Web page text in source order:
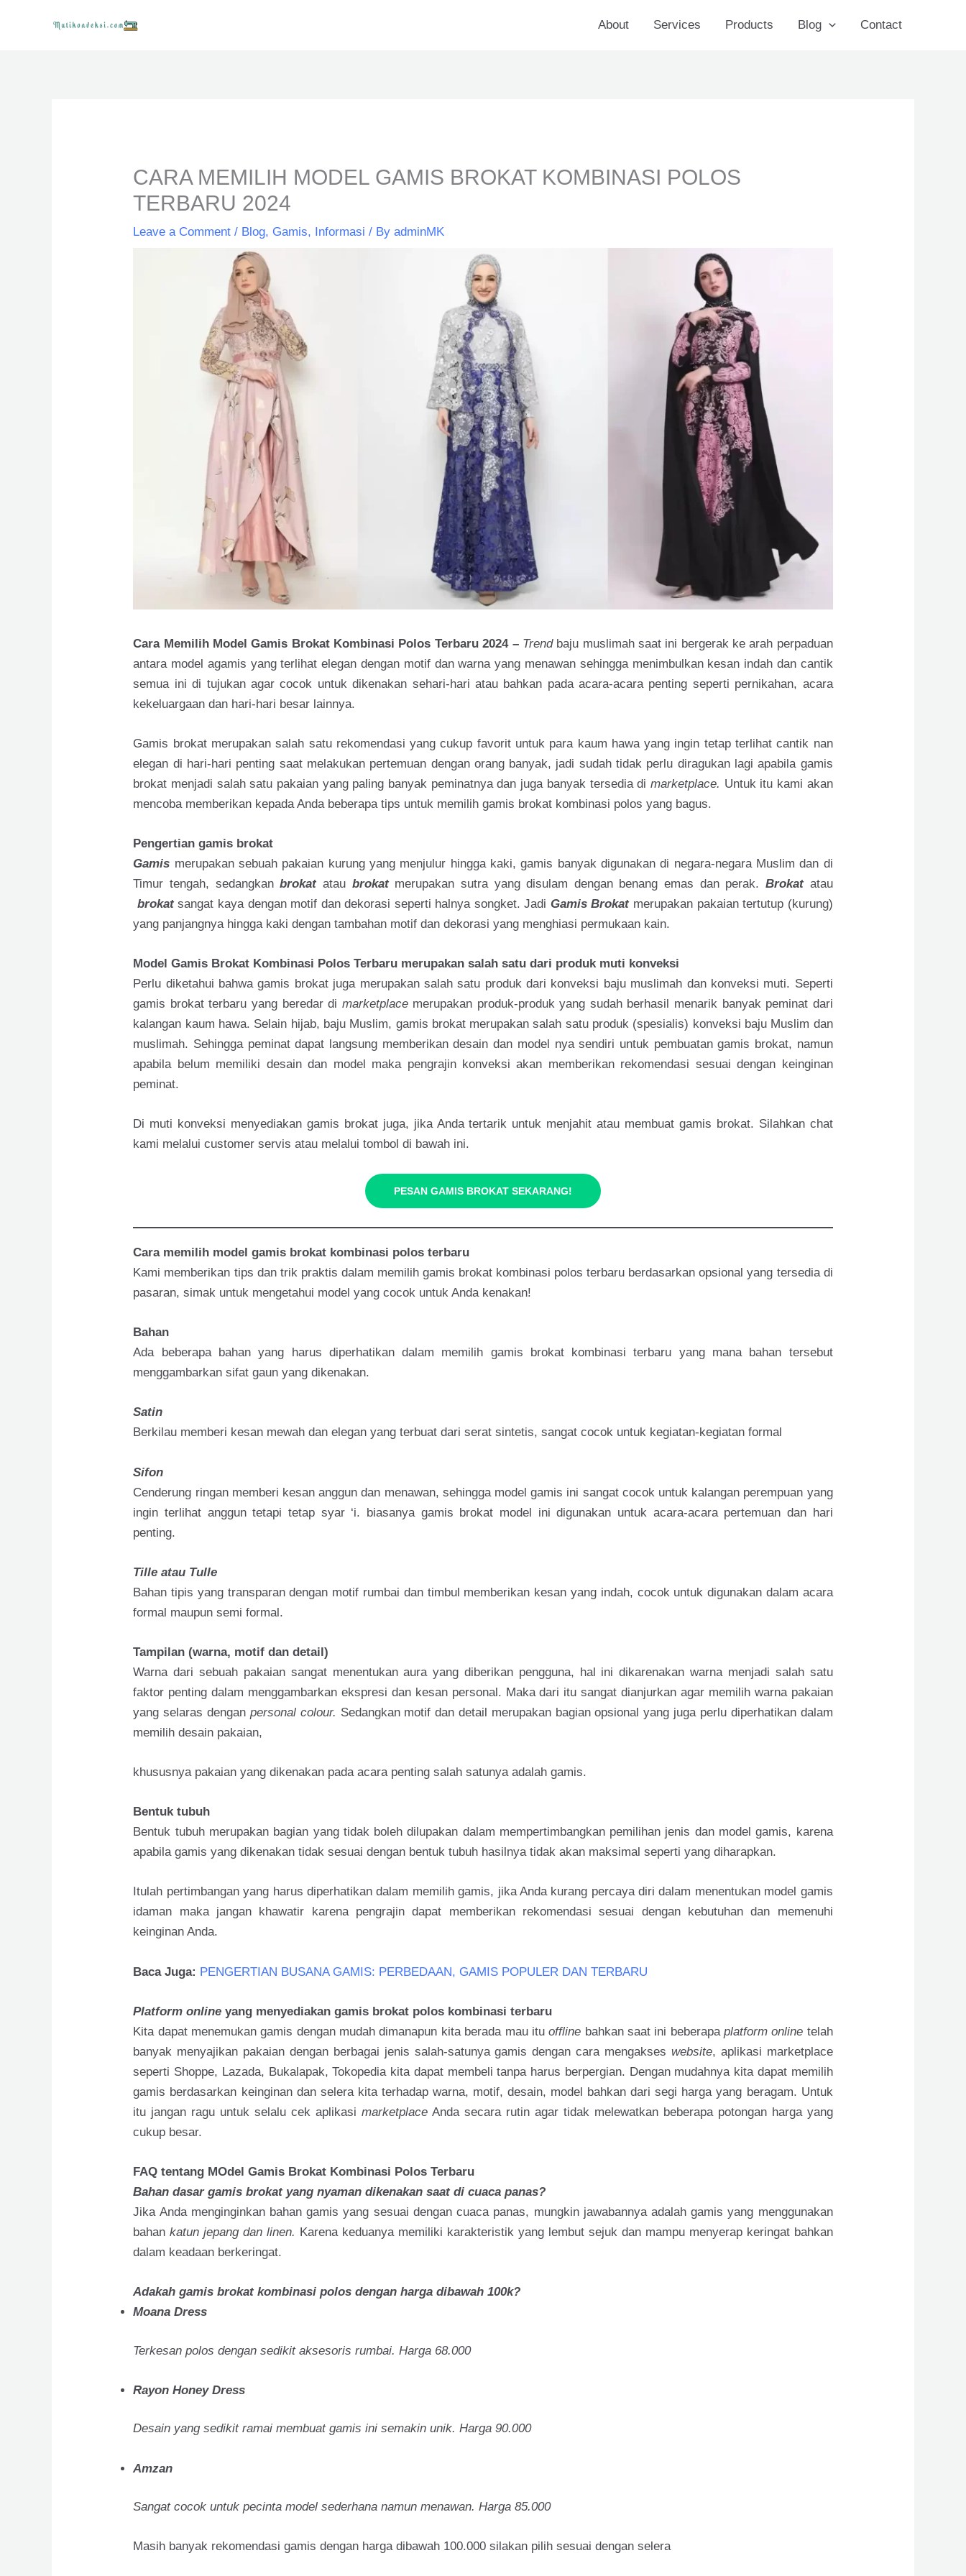
About Services Products Blog Contact
CARA MEMILIH MODEL GAMIS BROKAT KOMBINASI POLOS
TERBARU 2024
Leave a Comment / Blog, Gamis, Informasi / ByadminMK
Cara Memilih Model Gamis Brokat Kombinasi Polos Terbaru 2024 – Trend baju muslimah saat ini bergerak ke arah perpaduan
antara model agamis yang terlihat elegan dengan motif dan warna yang menawan sehingga menimbulkan kesan indah dan cantik
semua ini di tujukan agar cocok untuk dikenakan sehari-hari atau bahkan pada acara-acara penting seperti pernikahan, acara
kekeluargaan dan hari-hari besar lainnya.
Gamis brokat merupakan salah satu rekomendasi yang cukup favorit untuk para kaum hawa yang ingin tetap terlihat cantik nan
elegan di hari-hari penting saat melakukan pertemuan dengan orang banyak, jadi sudah tidak perlu diragukan lagi apabila gamis
brokat menjadi salah satu pakaian yang paling banyak peminatnya dan juga banyak tersedia di marketplace. Untuk itu kami akan
mencoba memberikan kepada Anda beberapa tips untuk memilih gamis brokat kombinasi polos yang bagus.
Pengertian gamis brokat
Gamis merupakan sebuah pakaian kurung yang menjulur hingga kaki, gamis banyak digunakan di negara-negara Muslim dan di
Timur tengah, sedangkanbrokat atau brokat merupakan sutra yang disulam dengan benang emas dan perak. Brokat atau
brokatsangat kaya dengan motif dan dekorasi seperti halnya songket. Jadi Gamis Brokat merupakan pakaian tertutup (kurung)
yang panjangnya hingga kaki dengan tambahan motif dan dekorasi yang menghiasi permukaan kain.
Model Gamis Brokat Kombinasi Polos Terbaru merupakan salah satu dari produk muti konveksi
Perlu diketahui bahwa gamis brokat juga merupakan salah satu produk dari konveksi baju muslimah dan konveksi muti. Seperti
gamis brokat terbaru yang beredar di marketplacemerupakan produk-produk yang sudah berhasil menarik banyak peminat dari
kalangan kaum hawa. Selain hijab, baju Muslim, gamis brokat merupakan salah satu produk (spesialis) konveksi baju Muslim dan
muslimah. Sehingga peminat dapat langsung memberikan desain dan model nya sendiri untuk pembuatan gamis brokat, namun
apabila belum memiliki desain dan model maka pengrajin konveksi akan memberikan rekomendasi sesuai dengan keinginan
peminat.
Di muti konveksi menyediakan gamis brokat juga, jika Anda tertarik untuk menjahit atau membuat gamis brokat. Silahkan chat
kami melalui customer servis atau melalui tombol di bawah ini.
PESAN GAMIS BROKAT SEKARANG!
Cara memilih model gamis brokat kombinasi polos terbaru
Kami memberikan tips dan trik praktis dalam memilih gamis brokat kombinasi polos terbaru berdasarkan opsional yang tersedia di
pasaran, simak untuk mengetahui model yang cocok untuk Anda kenakan!
Bahan
Ada beberapa bahan yang harus diperhatikan dalam memilih gamis brokat kombinasi terbaru yang mana bahan tersebut
menggambarkan sifat gaun yang dikenakan.
Satin
Berkilau memberi kesan mewah dan elegan yang terbuat dari serat sintetis, sangat cocok untuk kegiatan-kegiatan formal
Sifon
Cenderung ringan memberi kesan anggun dan menawan, sehingga model gamis ini sangat cocok untuk kalangan perempuan yang
ingin terlihat anggun tetapi tetap syar ‘i. biasanya gamis brokat model ini digunakan untuk acara-acara pertemuan dan hari
penting.
Tille atau Tulle
Bahan tipis yang transparan dengan motif rumbai dan timbul memberikan kesan yang indah, cocok untuk digunakan dalam acara
formal maupun semi formal.
Tampilan (warna, motif dan detail)
Warna dari sebuah pakaian sangat menentukan aura yang diberikan pengguna, hal ini dikarenakan warna menjadi salah satu
faktor penting dalam menggambarkan ekspresi dan kesan personal. Maka dari itu sangat dianjurkan agar memilih warna pakaian
yang selaras dengan personal colour. Sedangkan motif dan detail merupakan bagian opsional yang juga perlu diperhatikan dalam
memilih desain pakaian,
khususnya pakaian yang dikenakan pada acara penting salah satunya adalah gamis.
Bentuk tubuh
Bentuk tubuh merupakan bagian yang tidak boleh dilupakan dalam mempertimbangkan pemilihan jenis dan model gamis, karena
apabila gamis yang dikenakan tidak sesuai dengan bentuk tubuh hasilnya tidak akan maksimal seperti yang diharapkan.
Itulah pertimbangan yang harus diperhatikan dalam memilih gamis, jika Anda kurang percaya diri dalam menentukan model gamis
idaman maka jangan khawatir karena pengrajin dapat memberikan rekomendasi sesuai dengan kebutuhan dan memenuhi
keinginan Anda.
Baca Juga: PENGERTIAN BUSANA GAMIS: PERBEDAAN, GAMIS POPULER DAN TERBARU
Platform online yang menyediakan gamis brokat polos kombinasi terbaru
Kita dapat menemukan gamis dengan mudah dimanapun kita berada mau ituoffline bahkan saat ini beberapa platform online telah
banyak menyajikan pakaian dengan berbagai jenis salah-satunya gamis dengan cara mengakses website, aplikasi marketplace
seperti Shoppe, Lazada, Bukalapak, Tokopedia kita dapat membeli tanpa harus berpergian. Dengan mudahnya kita dapat memilih
gamis berdasarkan keinginan dan selera kita terhadap warna, motif, desain, model bahkan dari segi harga yang beragam. Untuk
itu jangan ragu untuk selalu cek aplikasimarketplace Anda secara rutin agar tidak melewatkan beberapa potongan harga yang
cukup besar.
FAQ tentang MOdel Gamis Brokat Kombinasi Polos Terbaru
Bahan dasar gamis brokat yang nyaman dikenakan saat di cuaca panas?
Jika Anda menginginkan bahan gamis yang sesuai dengan cuaca panas, mungkin jawabannya adalah gamis yang menggunakan
bahankatun jepang dan linen. Karena keduanya memiliki karakteristik yang lembut sejuk dan mampu menyerap keringat bahkan
dalam keadaan berkeringat.
Adakah gamis brokat kombinasi polos dengan harga dibawah 100k?
Moana Dress
Terkesan polos dengan sedikit aksesoris rumbai. Harga 68.000
Rayon Honey Dress
Desain yang sedikit ramai membuat gamis ini semakin unik. Harga 90.000
Amzan
Sangat cocok untuk pecinta model sederhana namun menawan. Harga 85.000
Masih banyak rekomendasi gamis dengan harga dibawah 100.000 silakan pilih sesuai dengan selera